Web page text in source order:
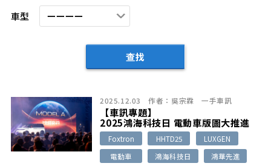
車型
查找
2025.12.03 作者： 吳宗霖 一手車訊
【車訊專題】
2025鴻海科技日 電動車版圖大推進
Foxtron HHTD25
LUXGEN
電動車
鴻海科技日 鴻華先進